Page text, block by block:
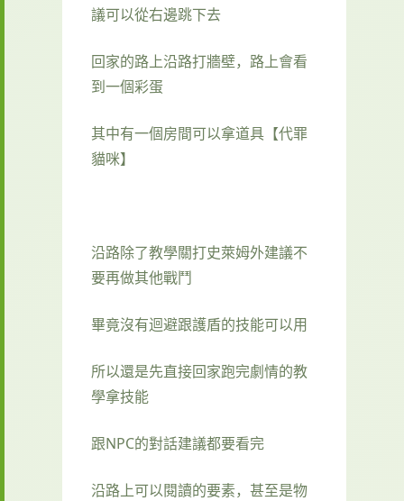
議可以從右邊跳下去
回家的路上沿路打牆壁，路上會看
到一個彩蛋
其中有一個房間可以拿道具【代罪
貓咪】
沿路除了教學關打史萊姆外建議不
要再做其他戰鬥
畢竟沒有迴避跟護盾的技能可以用
所以還是先直接回家跑完劇情的教
學拿技能
跟NPC的對話建議都要看完
沿路上可以閱讀的要素，甚至是物